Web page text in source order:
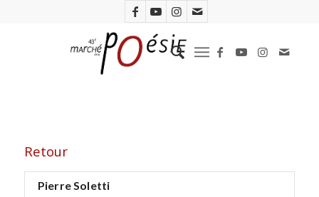
Retour
Pierre Soletti